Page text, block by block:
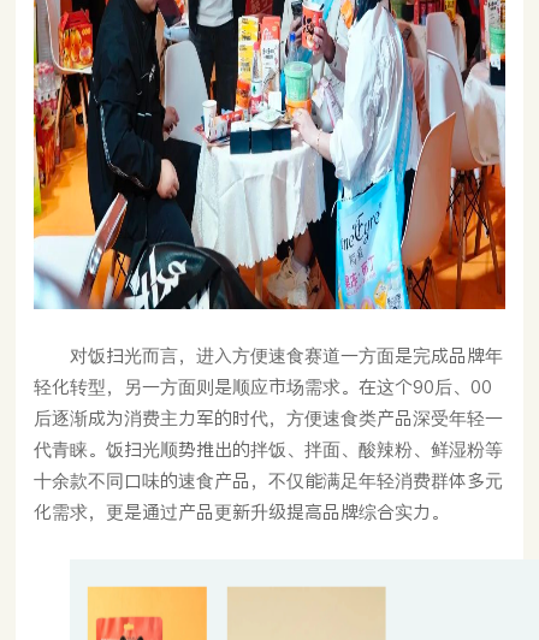
对饭扫光而言，进入方便速食赛道一方面是完成品牌年
轻化转型，另一方面则是顺应市场需求。在这个90后、00
后逐渐成为消费主力军的时代，方便速食类产品深受年轻一
代青睐。饭扫光顺势推出的拌饭、拌面、酸辣粉、鲜湿粉等
十余款不同口味的速食产品，不仅能满足年轻消费群体多元
化需求，更是通过产品更新升级提高品牌综合实力。